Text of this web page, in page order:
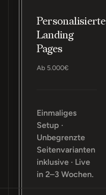
Personalisierte
Landing
Pages
Ab 5.000€
Einmaliges
Setup ·
Unbegrenzte
Seitenvarianten
inklusive · Live
in 2–3 Wochen.